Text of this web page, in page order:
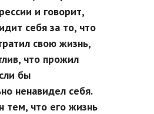
и говорит,
себя за то, что
свою жизнь,
что прожил
бы
ненавидел себя.
тем, что его жизнь